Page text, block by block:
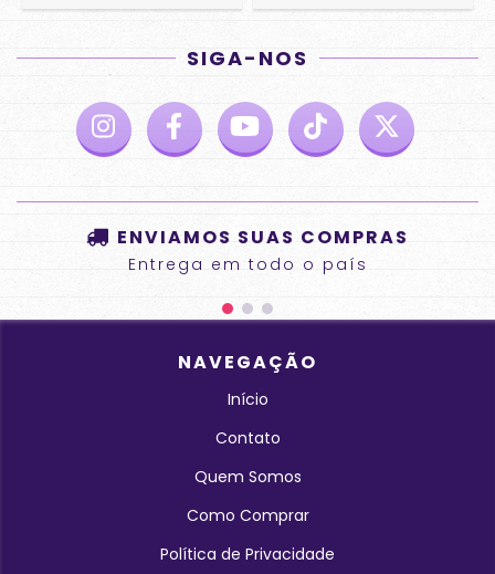
SIGA-NOS
ENVIAMOS SUAS COMPRAS
Entrega em todo o país
NAVEGAÇÃO
Início
Contato
Quem Somos
Como Comprar
Política de Privacidade